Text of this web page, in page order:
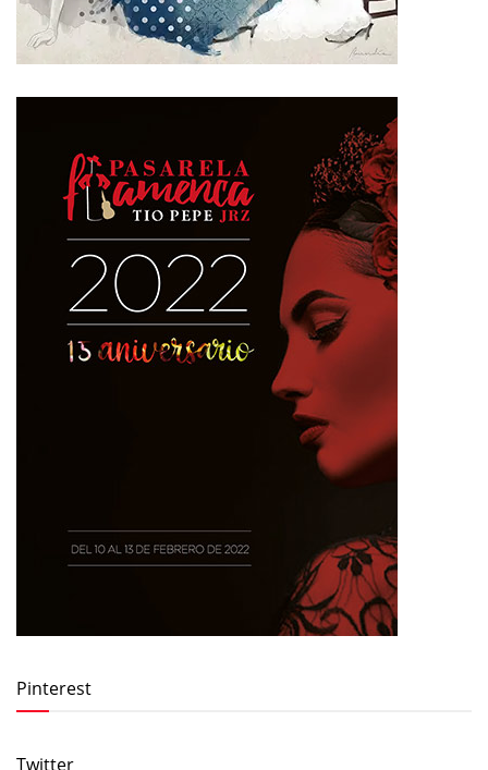
Pinterest
Twitter